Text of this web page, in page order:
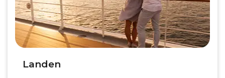
Landen